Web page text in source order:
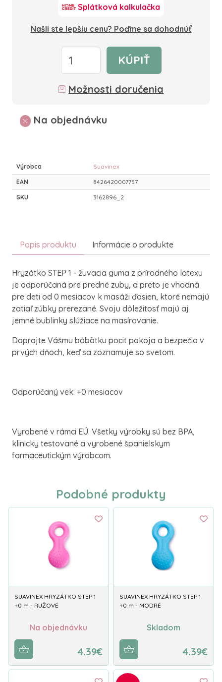
Splátková kalkulačka
Našli ste lepšiu cenu? Poďme sa dohodnúť
KÚPIŤ
Možnosti doručenia
Na objednávku
Výrobca Suavinex
EAN 8426420007757
SKU 3162896_2
Popis produktu Informácie o produkte
Hryzátko STEP 1 - žuvacia guma z prírodného latexu
je odporúčaná pre predné zuby, a preto je vhodná
pre deti od 0 mesiacov k masáži ďasien, ktoré nemajú
zatiaľ zúbky prerezané. Svoju dôležitosť majú aj
jemné bublinky slúžiace na masírovanie.
Doprajte Vášmu bábätku pocit pokoja a bezpečia v
prvých dňoch, keď sa zoznamuje so svetom.
Odporúčaný vek: +0 mesiacov
Vyrobené v rámci EÚ. Všetky výrobky sú bez BPA,
klinicky testované a vyrobené španielskym
farmaceutickým výrobcom.
Podobné produkty
SUAVINEX HRYZÁTKO STEP 1
+0 m - RUŽOVÉ
Na objednávku
4.39€
SUAVINEX HRYZÁTKO STEP 1
+0 m - MODRÉ
Skladom
4.39€